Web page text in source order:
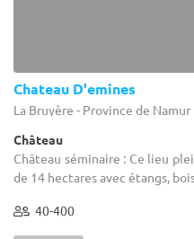
Chateau D'emines
La Bruyère - Province de Namur
Château
Château séminaire : Ce lieu
de 14 hectares avec étangs,
40-400